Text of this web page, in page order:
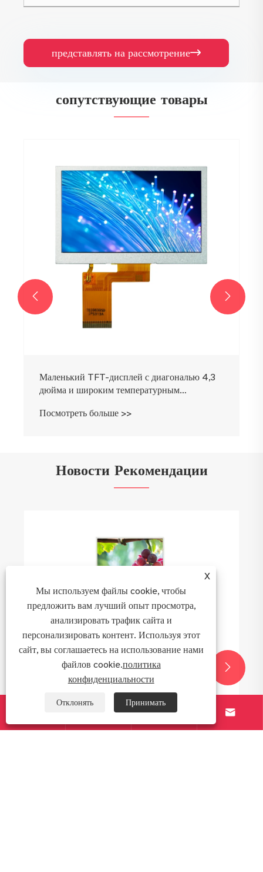
представлять на рассмотрение
сопутствующие товары
Маленький TFT-дисплей с диагональю 4,3
дюйма и широким температурным
Посмотреть больше >>
 
Новости Рекомендации

 
X
Мы используем файлы cookie, чтобы
предложить вам лучший опыт просмотра,
анализировать трафик сайта и
персонализировать контент. Используя этот
сайт, вы соглашаетесь на использование нами
файлов cookie.политика
конфиденциальности
Отклонять Принимать